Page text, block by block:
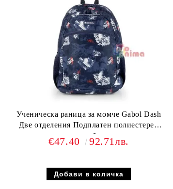
Ученическа раница за момче Gabol Dash
Две отделения Подплатен полиестерен
гръб
€47.40 92.71лв.